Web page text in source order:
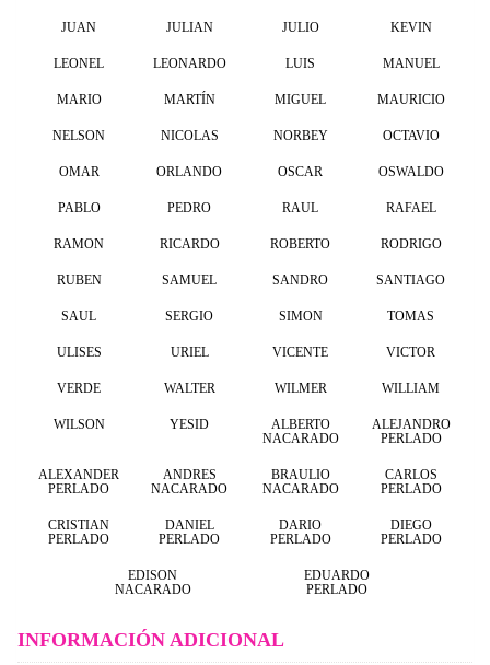
JUAN JULIAN JULIO KEVIN
LEONEL LEONARDO LUIS MANUEL
MARIO MARTÍN MIGUEL MAURICIO
NELSON NICOLAS NORBEY OCTAVIO
OMAR ORLANDO OSCAR OSWALDO
PABLO PEDRO RAUL RAFAEL
RAMON RICARDO ROBERTO RODRIGO
RUBEN SAMUEL SANDRO SANTIAGO
SAUL SERGIO SIMON TOMAS
ULISES URIEL VICENTE VICTOR
VERDE WALTER WILMER WILLIAM
WILSON YESID
ALBERTO
NACARADO
ALEJANDRO
PERLADO
ALEXANDER
PERLADO
ANDRES
NACARADO
BRAULIO
NACARADO
CARLOS
PERLADO
CRISTIAN
PERLADO
DANIEL
PERLADO
DARIO
PERLADO
DIEGO
PERLADO
EDISON
NACARADO
EDUARDO
PERLADO
INFORMACIÓN ADICIONAL